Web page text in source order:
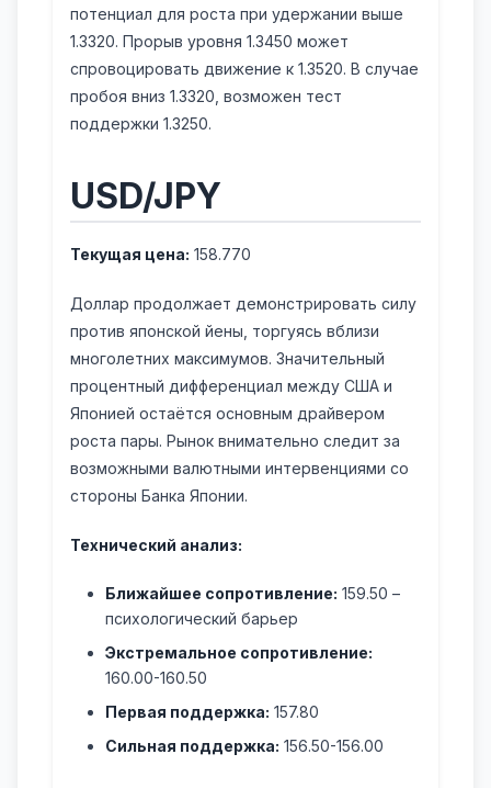
потенциал для роста при удержании выше
1.3320. Прорыв уровня 1.3450 может
спровоцировать движение к 1.3520. В случае
пробоя вниз 1.3320, возможен тест
поддержки 1.3250.
USD/JPY
Текущая цена: 158.770
Доллар продолжает демонстрировать силу
против японской йены, торгуясь вблизи
многолетних максимумов. Значительный
процентный дифференциал между США и
Японией остаётся основным драйвером
роста пары. Рынок внимательно следит за
возможными валютными интервенциями со
стороны Банка Японии.
Технический анализ:
Ближайшее сопротивление: 159.50 –
психологический барьер
Экстремальное сопротивление:
160.00-160.50
Первая поддержка: 157.80
Сильная поддержка: 156.50-156.00